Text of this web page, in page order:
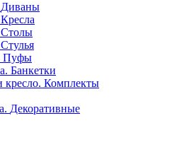
Диваны
Кресла
Столы
Стулья
Пуфы
Банкетки
Комплекты
Декоративные